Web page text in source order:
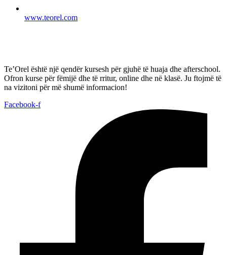
www.teorel.com
Te’Orel është një qendër kursesh për gjuhë të huaja dhe afterschool.
Ofron kurse për fëmijë dhe të rritur, online dhe në klasë. Ju ftojmë të
na vizitoni për më shumë informacion!
Facebook-f